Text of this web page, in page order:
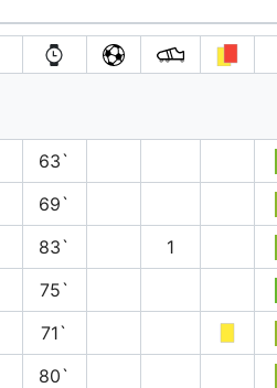
63`
69`
83` 1
75`
71`
80`